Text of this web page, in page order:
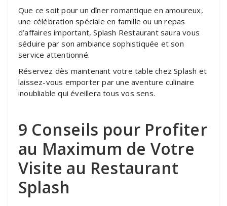
Que ce soit pour un dîner romantique en amoureux,
une célébration spéciale en famille ou un repas
d’affaires important, Splash Restaurant saura vous
séduire par son ambiance sophistiquée et son
service attentionné.
Réservez dès maintenant votre table chez Splash et
laissez-vous emporter par une aventure culinaire
inoubliable qui éveillera tous vos sens.
9 Conseils pour Profiter
au Maximum de Votre
Visite au Restaurant
Splash